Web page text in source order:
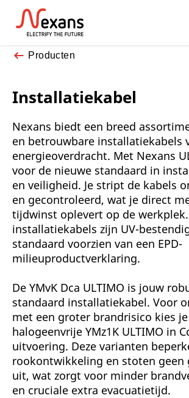
Producten
Installatiekabel
Nexans biedt een breed
en betrouwbare installatiekabels
energieoverdracht. Met Nexans
voor de nieuwe standaard in
en veiligheid. Je stript de kabels
en gecontroleerd, wat je direct
tijdwinst oplevert op de werkplek.
installatiekabels zijn UV-
standaard voorzien van een EPD-
milieuproductverklaring.
De YMvK Dca ULTIMO is jouw
standaard installatiekabel. Voor
met een groter brandrisico kies
halogeenvrije YMz1K ULTIMO in
uitvoering. Deze varianten
rookontwikkeling en stoten geen
uit, wat zorgt voor minder
en cruciale extra evacuatietijd.